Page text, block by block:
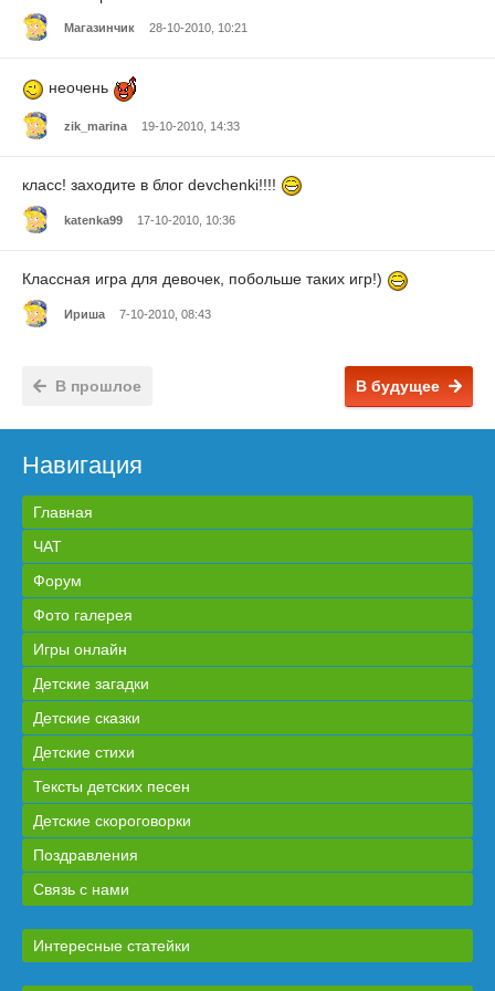
Магазинчик 28-10-2010, 10:21
неочень
zik_marina 19-10-2010, 14:33
класс! заходите в блог devchenki!!!!
katenka99 17-10-2010, 10:36
Классная игра для девочек, побольше таких игр!)
Ириша 7-10-2010, 08:43
В будущее
В прошлое
Навигация
Главная
ЧАТ
Форум
Фото галерея
Игры онлайн
Детские загадки
Детские сказки
Детские стихи
Тексты детских песен
Детские скороговорки
Поздравления
Связь с нами
Интересные статейки